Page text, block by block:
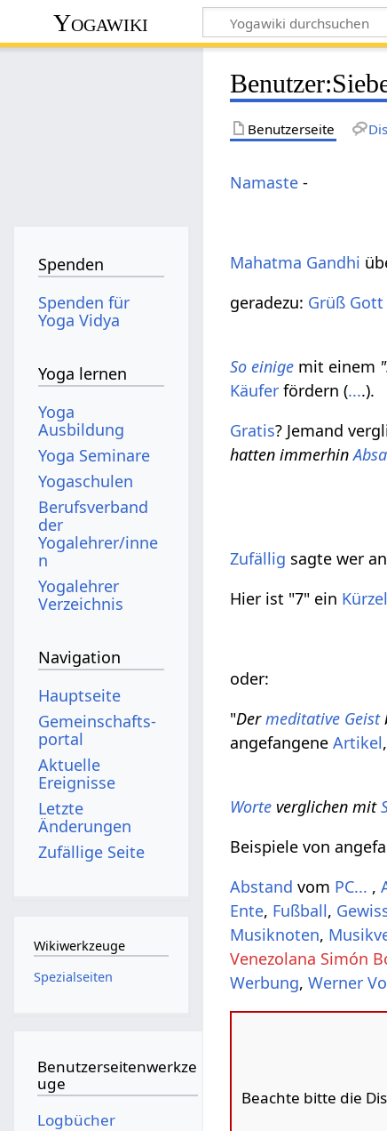
Yogawiki
Benutzer:
Benutzerseite
Namaste -
Mahatma Gandhi
geradezu: Grüß Gott
So einige mit einem
Käufer fördern (....).
Gratis? Jemand
hatten immerhin
Zufällig sagte wer
Hier ist "7" ein Kürzel
oder:
"Dermeditative Geist
angefangeneArtikel
Worte verglichen mit
Beispiele von
Abstand vom PC... ‎,
Ente, Fußball,
Musiknoten,
Venezolana Simón
Werbung,Werner
Beachte bitte die
Spenden
Spenden für
Yoga Vidya
Yoga lernen
Yoga
Ausbildung
Yoga Seminare
Yogaschulen
Berufsverband
der
Yogalehrer/inne
n
Yogalehrer
Verzeichnis
Navigation
Hauptseite
Gemeinschafts­
portal
Aktuelle
Ereignisse
Letzte
Änderungen
Zufällige Seite
Wikiwerkzeuge
Spezialseiten
Benutzerseitenwerkze
uge
Logbücher